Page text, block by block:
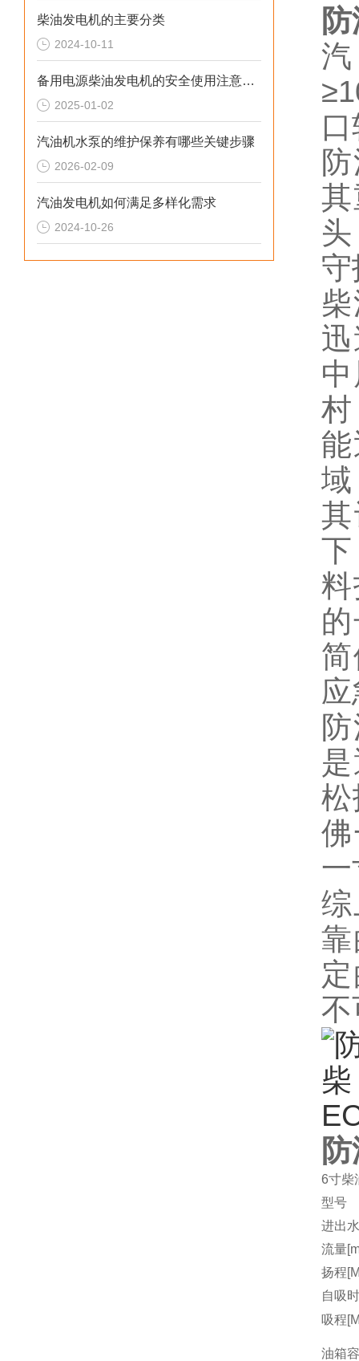
柴油发电机的主要分类
2024-10-11
备用电源柴油发电机的安全使用注意事项
2025-01-02
汽油机水泵的维护保养有哪些关键步骤
2026-02-09
汽油发电机如何满足多样化需求
2024-10-26
域
6寸柴
型号
进出
流量
扬程
自吸
吸程
油箱